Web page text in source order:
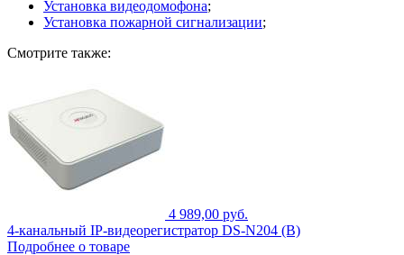
Установка видеодомофона;
Установка пожарной сигнализации;
Смотрите также:
4 989,00 руб.
4-канальный IP-видеорегистратор DS-N204 (B)
Подробнее о товаре